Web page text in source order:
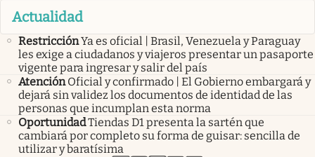
Actualidad
RestricciónYa es oficial | Brasil, Venezuela y Paraguay
les exige a ciudadanos y viajeros presentar un pasaporte
vigente para ingresar y salir del país
Atención Oficial y confirmado | El Gobierno embargará y
dejará sin validez los documentos de identidad de las
personas que incumplan esta norma
OportunidadTiendas D1 presenta la sartén que
cambiará por completo su forma de guisar: sencilla de
utilizar y baratísima